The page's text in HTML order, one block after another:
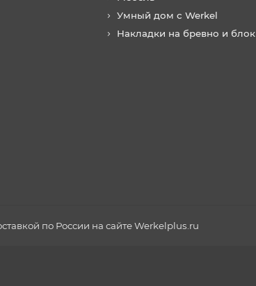
Умный дом с Werkel
Накладки на бревно и блок
по России на сайте Werkelplus.ru